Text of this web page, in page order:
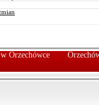
Orzechówce